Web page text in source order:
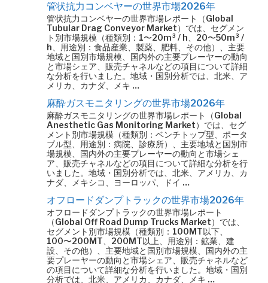
管状抗力コンベヤーの世界市場2026年
管状抗力コンベヤーの世界市場レポート（Global
Tubular Drag Conveyor Market）では、セグメン
ト別市場規模（種類別：1〜20m³ / h、20〜50m³ /
h、用途別：食品産業、製薬、肥料、その他）、主要
地域と国別市場規模、国内外の主要プレーヤーの動向
と市場シェア、販売チャネルなどの項目について詳細
な分析を行いました。地域・国別分析では、北米、ア
メリカ、カナダ、メキ …
麻酔ガスモニタリングの世界市場2026年
麻酔ガスモニタリングの世界市場レポート（Global
Anesthetic Gas Monitoring Market）では、セグ
メント別市場規模（種類別：ベンチトップ型、ポータ
ブル型、用途別：病院、診療所）、主要地域と国別市
場規模、国内外の主要プレーヤーの動向と市場シェ
ア、販売チャネルなどの項目について詳細な分析を行
いました。地域・国別分析では、北米、アメリカ、カ
ナダ、メキシコ、ヨーロッパ、ドイ …
オフロードダンプトラックの世界市場2026年
オフロードダンプトラックの世界市場レポート
（Global Off Road Dump Trucks Market）では、
セグメント別市場規模（種類別：100MT以下、
100〜200MT、200MT以上、用途別：鉱業、建
設、その他）、主要地域と国別市場規模、国内外の主
要プレーヤーの動向と市場シェア、販売チャネルなど
の項目について詳細な分析を行いました。地域・国別
分析では、北米、アメリカ、カナダ、メキ …